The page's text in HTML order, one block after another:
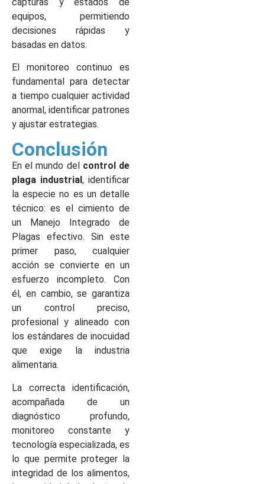
equipos, permitiendo
decisiones rápidas y
basadas en datos.
El monitoreo continuo es
fundamental para detectar
a tiempo cualquier actividad
anormal, identificar patrones
y ajustar estrategias.
Conclusión
En el mundo del control de
plaga industrial, identificar
la especie no es un detalle
técnico: es el cimiento de
un Manejo Integrado de
Plagas efectivo. Sin este
primer paso, cualquier
acción se convierte en un
esfuerzo incompleto. Con
él, en cambio, se garantiza
un control preciso,
profesional y alineado con
los estándares de inocuidad
que exige la industria
alimentaria.
La correcta identificación,
acompañada de un
diagnóstico profundo,
monitoreo constante y
tecnología especializada, es
lo que permite proteger la
integridad de los alimentos,